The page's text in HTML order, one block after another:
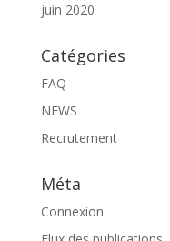
juin 2020
Catégories
FAQ
NEWS
Recrutement
Méta
Connexion